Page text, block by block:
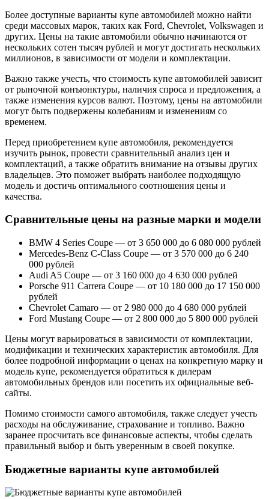
Более доступные варианты купе автомобилей можно найти
среди массовых марок, таких как Ford, Chevrolet, Volkswagen и
других. Цены на такие автомобили обычно начинаются от
нескольких сотен тысяч рублей и могут достигать нескольких
миллионов, в зависимости от модели и комплектации.
Важно также учесть, что стоимость купе автомобилей зависит
от рыночной конъюнктуры, наличия спроса и предложения, а
также изменения курсов валют. Поэтому, цены на автомобили
могут быть подвержены колебаниям и изменениям со
временем.
Перед приобретением купе автомобиля, рекомендуется
изучить рынок, провести сравнительный анализ цен и
комплектаций, а также обратить внимание на отзывы других
владельцев. Это поможет выбрать наиболее подходящую
модель и достичь оптимального соотношения цены и
качества.
Сравнительные цены на разные марки и модели
BMW 4 Series Coupe — от 3 650 000 до 6 080 000 рублей
Mercedes-Benz C-Class Coupe — от 3 570 000 до 6 240
000 рублей
Audi A5 Coupe — от 3 160 000 до 4 630 000 рублей
Porsche 911 Carrera Coupe — от 10 180 000 до 17 150 000
рублей
Chevrolet Camaro — от 2 980 000 до 4 680 000 рублей
Ford Mustang Coupe — от 2 800 000 до 5 800 000 рублей
Цены могут варьироваться в зависимости от комплектации,
модификации и технических характеристик автомобиля. Для
более подробной информации о ценах на конкретную марку и
модель купе, рекомендуется обратиться к дилерам
автомобильных брендов или посетить их официальные веб-
сайты.
Помимо стоимости самого автомобиля, также следует учесть
расходы на обслуживание, страхование и топливо. Важно
заранее просчитать все финансовые аспекты, чтобы сделать
правильный выбор и быть уверенным в своей покупке.
Бюджетные варианты купе автомобилей